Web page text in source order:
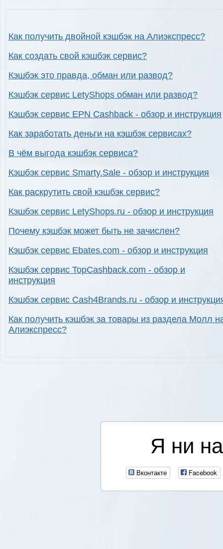
Как получить двойной кэшбэк на Алиэкспресс?
Как создать свой кэшбэк сервис?
Кэшбэк это правда, обман или развод?
Кэшбэк сервис LetyShops обман или развод?
Кэшбэк сервис EPN Cashback - обзор и инструкция
Как заработать деньги на кэшбэк сервисах?
В чём выгода кэшбэк сервиса?
Кэшбэк сервис Smarty.Sale - обзор и инструкция
Как раскрутить свой кэшбэк сервис?
Кэшбэк сервис LetyShops.ru - обзор и инструкция
Почему кэшбэк может быть не зачислен?
Кэшбэк сервис Ebates.com - обзор и инструкция
Кэшбэк сервис TopCashback.com - обзор и
инструкция
Кэшбэк сервис Cash4Brands.ru - обзор и
Как получить кэшбэк за товары из раздела Молл
Алиэкспресс?
Я ни
Вконтакте Facebook